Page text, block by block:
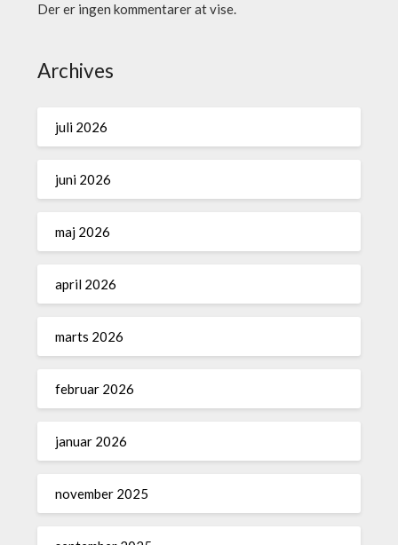
Der er ingen kommentarer at vise.
Archives
juli 2026
juni 2026
maj 2026
april 2026
marts 2026
februar 2026
januar 2026
november 2025